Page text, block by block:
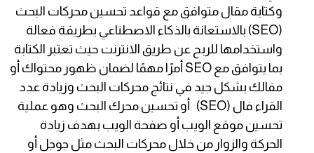
وكتابة مقال متوافق مع قواعد تحسين محركات البحث
(SEO) بالاستعانة بالذكاء الاصطناعي بطريقة فعالة
واستخدامها للربح عن طريق الانترنت حيث تعتبر الكتابة
بما يتوافق مع SEO أمرًا مهمًا لضمان ظهور محتواك أو
مقالك بشكل جيد في نتائج محركات البحث وزيادة عدد
القراء فال (SEO) أو تحسين محرك البحث وهو عملية
تحسين موقع الويب أو صفحة الويب بهدف زيادة
الحركة والزوار من خلال محركات البحث مثل جوجل أو